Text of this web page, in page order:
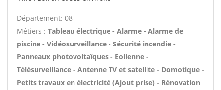
Département: 08
Métiers : Tableau électrique - Alarme - Alarme de
piscine - Vidéosurveillance - Sécurité incendie -
Panneaux photovoltaïques - Eolienne -
Télésurveillance - Antenne TV et satellite - Domotique -
Petits travaux en électricité (Ajout prise) - Rénovation